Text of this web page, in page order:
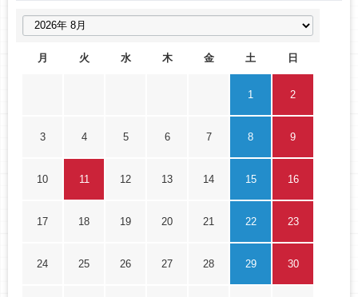
月 火 水 木 金 土 日
1 2
3 4 5 6 7 8 9
10 11 12 13 14 15 16
17 18 19 20 21 22 23
24 25 26 27 28 29 30